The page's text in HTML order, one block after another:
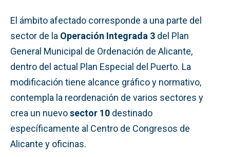
El ámbito afectado corresponde a una parte del
sector de la Operación Integrada 3 del Plan
General Municipal de Ordenación de Alicante,
dentro del actual Plan Especial del Puerto. La
modificación tiene alcance gráfico y normativo,
contempla la reordenación de varios sectores y
crea un nuevosector 10 destinado
específicamente al Centro de Congresos de
Alicante y oficinas.